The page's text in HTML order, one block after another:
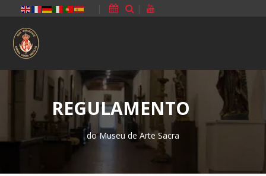
REGULAMENTO
do Museu de Arte Sacra